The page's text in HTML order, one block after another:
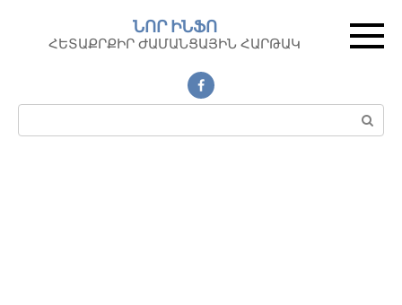
контенту
ՆՈՐ ԻՆՖՈ
ՀԵՏԱՔՐՔԻՐ ԺԱՄԱՆՑԱՅԻՆ ՀԱՐԹԱԿ
Поиск: